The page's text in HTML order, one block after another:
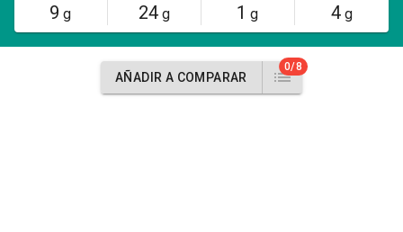
9 g 24g 1 g 4g
AÑADIR A COMPARAR
0/8